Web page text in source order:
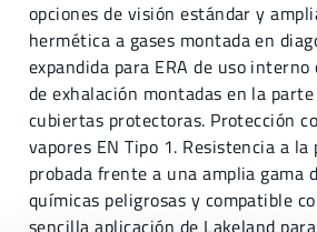
opciones de visión estándar y
hermética a gases montada en
expandida para ERA de uso
de exhalación montadas en la
cubiertas protectoras. Protección
vapores EN Tipo 1. Resistencia a la
probada frente a una amplia gama
químicas peligrosas y compatible
sencilla aplicación de Lakeland